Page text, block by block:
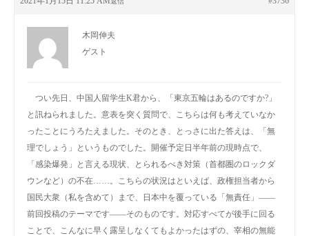
木岡伸夫
ゲスト
つい先日、中国人留学生K君から、「東京五輪はあるのですか?」
と訊ねられました。意表を突く質問で、こちらは何も考えていなか
ったことにうろたえました。そのとき、とっさに出た答えは、「無
理でしょう」というものでした。開催予定日半年前の現時点で、
「感染爆発」と言える現状、とられるべき対策（首都圏のロックダ
ウンなど）の不在……。こちらの状況はといえば、政権担当者から
国民大衆（私を含めて）まで、日本中を覆っている「無責任」――
前回投稿のテーマです――そのものです。対応すべてが後手に回る
ことで、こんなに早く露呈しなくてもよかったはずの、宰相の無能